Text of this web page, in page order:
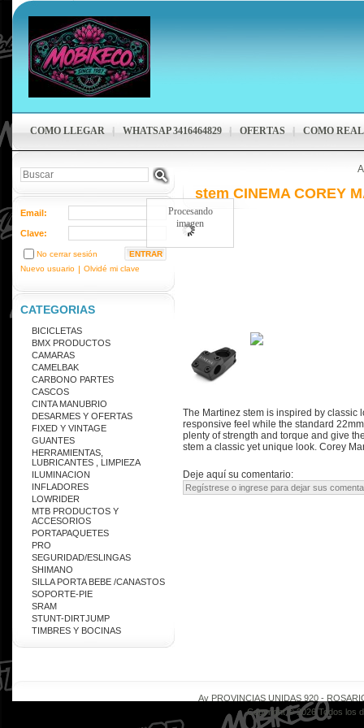
COMO LLEGAR WHATSAP 3416464829 OFERTAS COMO
Email:
Clave:
No cerrar sesión
Nuevo usuario | Olvidé mi clave
CATEGORIAS
BICICLETAS
BMX PRODUCTOS
CAMARAS
CAMELBAK
CARBONO PARTES
CASCOS
CINTA MANUBRIO
DESARMES Y OFERTAS
FIXED Y VINTAGE
GUANTES
HERRAMIENTAS,
LUBRICANTES , LIMPIEZA
ILUMINACION
INFLADORES
LOWRIDER
MTB PRODUCTOS Y
ACCESORIOS
PORTAPAQUETES
PRO
SEGURIDAD/ESLINGAS
SHIMANO
SILLA PORTA BEBE /CANASTOS
SOPORTE-PIE
SRAM
STUNT-DIRTJUMP
TIMBRES Y BOCINAS
stem CINEMA COREY
Procesando
imagen
The Martinez stem is inspired by classic
responsive feel while the standard
plenty of strength and torque and give
stem a classic yet unique look. Corey
Deje aquí su comentario:
Av PROVINCIAS UNIDAS 920 -
Copyright © 2026 Todos los